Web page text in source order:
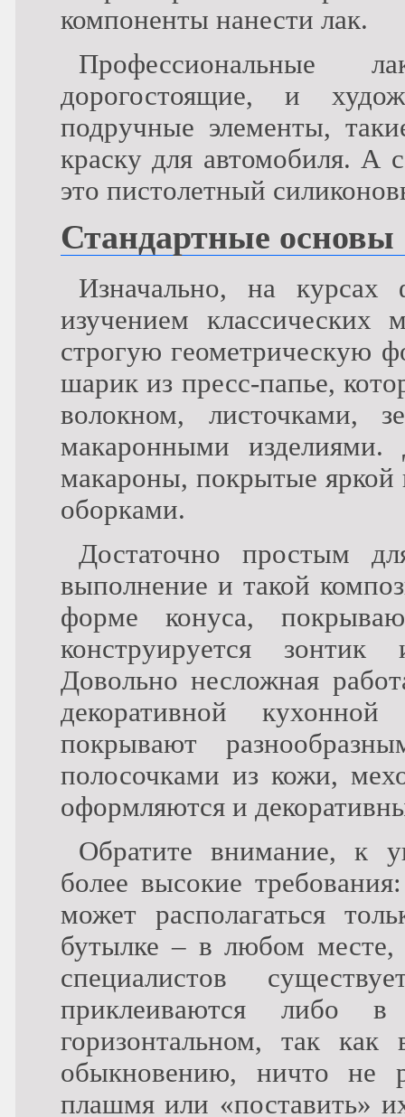
компоненты нанести лак.
Профессиональные
дорогостоящие, и
подручные элементы,
краску для автомобиля. А
это пистолетный
Стандартные основы
Изначально, на курсах
изучением
строгую геометрическую
шарик из пресс-папье,
волокном, листочками,
макаронными
макароны, покрытые яркой
оборками.
Достаточно простым
выполнение и такой
форме конуса,
конструируется зонтик
Довольно несложная
декоративной
покрывают
полосочками из кожи,
оформляются и
Обратите внимание, к
более высокие
может располагаться
бутылке – в любом
специалистов
приклеиваются либо
горизонтальном, так
обыкновению, ничто не
плашмя или «поставить»